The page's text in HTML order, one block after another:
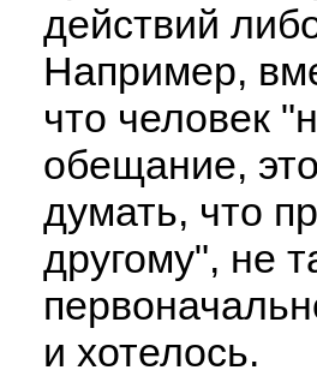
действий
Например,
что человек
обещание,
думать, что
другому", не
и хотелось.